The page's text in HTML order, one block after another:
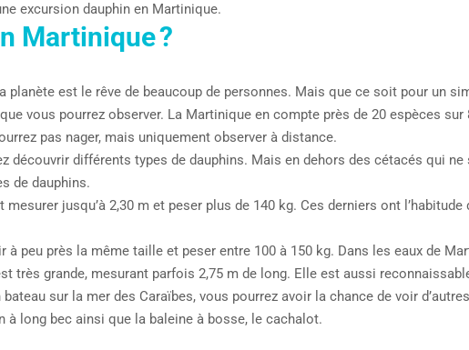
excursion dauphin en Martinique.
Martinique ?
planète est le rêve de beaucoup de personnes. Mais que ce soit pour un
vous pourrez observer. La Martinique en compte près de 20 espèces sur
pas nager, mais uniquement observer à distance.
découvrir différents types de dauphins. Mais en dehors des cétacés qui
de dauphins.
jusqu’à 2,30 m et peser plus de 140 kg. Ces derniers ont
à peu près la même taille et peser entre 100 à 150 kg. Dans les eaux de
très grande, mesurant parfois 2,75 m de long. Elle est aussi
sur la mer des Caraïbes, vous pourrez avoir la chance de voir
à long bec ainsi que la baleine à bosse, le cachalot.